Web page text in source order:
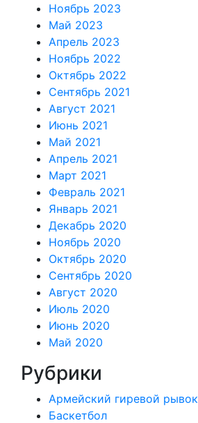
Ноябрь 2023
Май 2023
Апрель 2023
Ноябрь 2022
Октябрь 2022
Сентябрь 2021
Август 2021
Июнь 2021
Май 2021
Апрель 2021
Март 2021
Февраль 2021
Январь 2021
Декабрь 2020
Ноябрь 2020
Октябрь 2020
Сентябрь 2020
Август 2020
Июль 2020
Июнь 2020
Май 2020
Рубрики
Армейский гиревой рывок
Баскетбол